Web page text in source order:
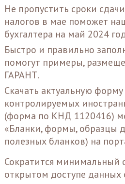
Не пропустить сроки
налогов в мае поможет
бухгалтера на май 2024
Быстро и правильно
помогут примеры,
ГАРАНТ.
Скачать актуальную
контролируемых
(форма по КНД 1120416)
«Бланки, формы, образцы
полезных бланков) на
Сократится минимальный
открытом доступе данных